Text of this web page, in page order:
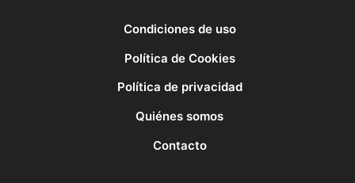
Condiciones de uso
Política de Cookies
Política de privacidad
Quiénes somos
Contacto